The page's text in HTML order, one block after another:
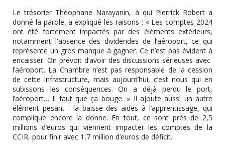
Le trésorier Théophane Narayanin, à qui Pierrick Robert a
donné la parole, a expliqué les raisons : « Les comptes 2024
ont été fortement impactés par des éléments extérieurs,
notamment l'absence des dividendes de l’aéroport, ce qui
représente un gros manque à gagner. Ce n’est pas évident à
encaisser. On prévoit d’avoir des discussions sérieuses avec
l’aéroport. La Chambre n’est pas responsable de la cession
de cette infrastructure, mais aujourd’hui, c’est nous qui en
subissons les conséquences. On a déjà perdu le port,
l’aéroport… Il faut que ça bouge. » Il ajoute aussi un autre
élément pesant : la baisse des aides à l’apprentissage, qui
complique encore la donne. En tout, ce sont près de 2,5
millions d’euros qui viennent impacter les comptes de la
CCIR, pour finir avec 1,7 million d’euros de déficit.